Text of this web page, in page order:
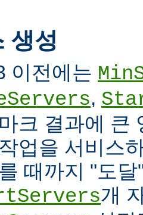
생성
이전에는
,
크 결과에 큰
업을 서비스
때까지 "도
개